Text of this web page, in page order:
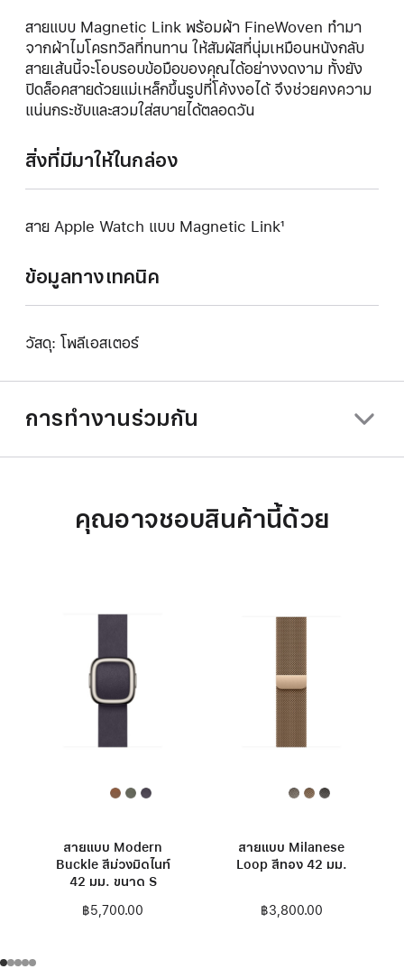
สายแบบ Magnetic Link พร้อมผ้า FineWoven ทำมา
จากผ้าไมโครทวิลที่ทนทาน ให้สัมผัสที่นุ่มเหมือนหนังกลับ
สายเส้นนี้จะโอบรอบข้อมือของคุณได้อย่างงดงาม ทั้งยัง
ปิดล็อคสายด้วยแม่เหล็กขึ้นรูปที่โค้งงอได้ จึงช่วยคงความ
แน่นกระชับและสวมใส่สบายได้ตลอดวัน
สิ่งที่มีมาให้ในกล่อง
สาย Apple Watch แบบ Magnetic Link¹
ข้อมูลทางเทคนิค
วัสดุ: โพลีเอสเตอร์
การทำงานร่วมกัน
คุณอาจชอบสินค้านี้ด้วย
สายแบบ Modern
Buckle สีม่วงมิดไนท์
42 มม. ขนาด S
฿5,700.00
สายแบบ Milanese
Loop สีทอง 42 มม.
฿3,800.00